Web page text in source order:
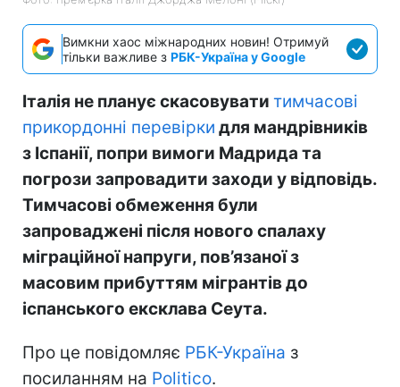
Вимкни хаос міжнародних новин! Отримуй
тільки важливе з РБК-Україна у Google
Італія не планує скасовувати тимчасові
прикордонні перевірки для мандрівників
з Іспанії, попри вимоги Мадрида та
погрози запровадити заходи у відповідь.
Тимчасові обмеження були
запроваджені після нового спалаху
міграційної напруги, пов’язаної з
масовим прибуттям мігрантів до
іспанського ексклава Сеута.
Про це повідомляє РБК-Україна з
посиланням на Politico.